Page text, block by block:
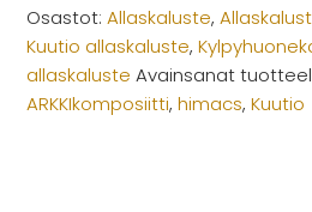
no.1525
mittatilaus
määrä
Osastot:Allaskaluste,
Kuutio allaskaluste,
allaskaluste Avainsanat
ARKKIkomposiitti,himacs,Kuutio